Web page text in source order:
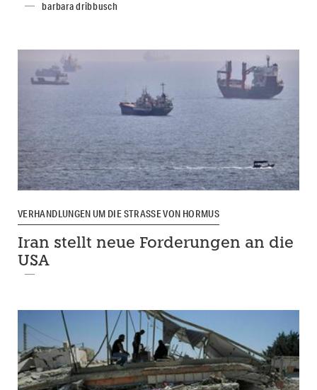
barbara dribbusch
VERHANDLUNGEN UM DIE STRASSE VON HORMUS
Iran stellt neue Forderungen an die
USA